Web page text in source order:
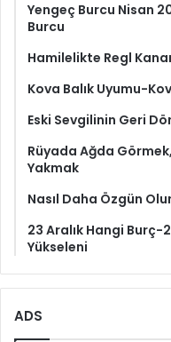
Yengeç Burcu Nisan
Burcu
Hamilelikte Regl
Kova Balık Uyumu-
Eski Sevgilinin Geri
Rüyada Ağda
Yakmak
Nasıl Daha Özgün
23 Aralık Hangi Burç-
Yükseleni
ADS